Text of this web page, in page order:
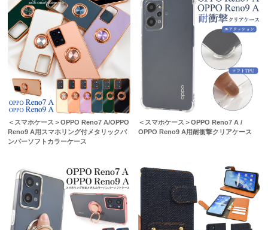
＜スマホケース＞OPPO Reno7 A/OPPO
Reno9 A用スマホリング付メタリックバ
ンパーソフトカラーケース
＜スマホケース＞OPPO Reno7 A /
OPPO Reno9 A用耐衝撃クリアケース